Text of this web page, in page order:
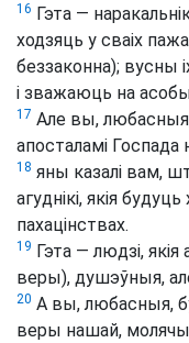
16 Гэта —
ходзяць у сваіх
беззаконна); вусны
і зважаюць на
17 Але вы,
апосталамі
18 яны казалі вам,
агуднікі, якія
пахацінствах.
19 Гэта — людзі,
веры), душэўныя,
20 А вы, любасныя,
веры нашай,